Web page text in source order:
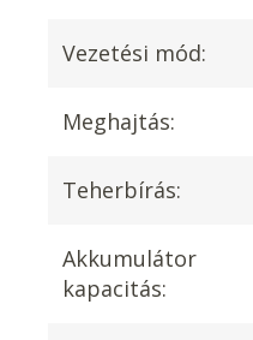
Vezetési mód:
Meghajtás:
Teherbírás:
Akkumulátor
kapacitás: